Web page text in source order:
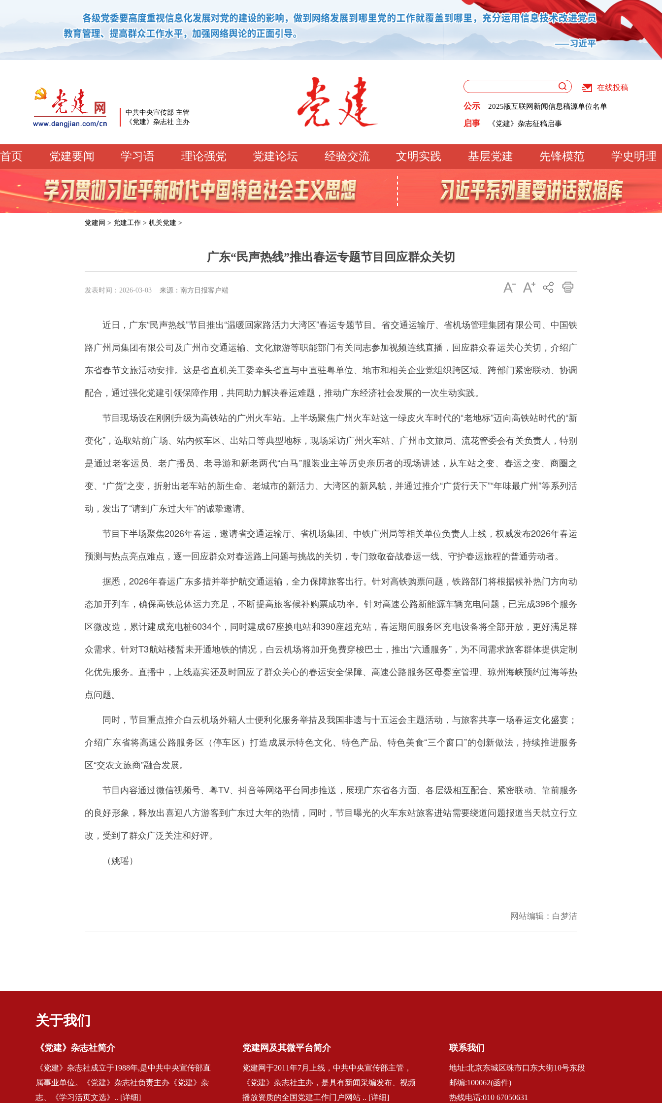
中共中央宣传部 主管
《党建》杂志社 主办
在线投稿
公示
关于版权和用稿问题的声明
2025版互联网新闻信息稿源单位名单
关于版权和用稿问题的声明
启事
《党建》杂志征稿启事
党建网征稿启事
《党建》杂志征稿启事
首页 党建要闻 学习语 理论强党 党建论坛 经验交流 文明实践 基层党建 先锋模范
学史明理
学习语 党建网微平台 学习园地 理论强党 党建论坛 工作动态 经验交流 文明实践
机关党建
校园党建 企业党建 先锋模范 学史明理 经典常读 文化大观 专题库
党建网 > 党建工作 > 机关党建 >
广东“民声热线”推出春运专题节目回应群众关切
发表时间：2026-03-03 来源：南方日报客户端
近日，广东“民声热线”节目推出“温暖回家路活力大湾区”春运专题节目。省交通运输厅、省机场管理集团有限公司、中国铁
路广州局集团有限公司及广州市交通运输、文化旅游等职能部门有关同志参加视频连线直播，回应群众春运关心关切，介绍广
东省春节文旅活动安排。这是省直机关工委牵头省直与中直驻粤单位、地市和相关企业党组织跨区域、跨部门紧密联动、协调
配合，通过强化党建引领保障作用，共同助力解决春运难题，推动广东经济社会发展的一次生动实践。
节目现场设在刚刚升级为高铁站的广州火车站。上半场聚焦广州火车站这一绿皮火车时代的“老地标”迈向高铁站时代的“新
变化”，选取站前广场、站内候车区、出站口等典型地标，现场采访广州火车站、广州市文旅局、流花管委会有关负责人，特别
是通过老客运员、老广播员、老导游和新老两代“白马”服装业主等历史亲历者的现场讲述，从车站之变、春运之变、商圈之
变、“广货”之变，折射出老车站的新生命、老城市的新活力、大湾区的新风貌，并通过推介“广货行天下”“年味最广州”等系列活
动，发出了“请到广东过大年”的诚挚邀请。
节目下半场聚焦2026年春运，邀请省交通运输厅、省机场集团、中铁广州局等相关单位负责人上线，权威发布2026年春运
预测与热点亮点难点，逐一回应群众对春运路上问题与挑战的关切，专门致敬奋战春运一线、守护春运旅程的普通劳动者。
据悉，2026年春运广东多措并举护航交通运输，全力保障旅客出行。针对高铁购票问题，铁路部门将根据候补热门方向动
态加开列车，确保高铁总体运力充足，不断提高旅客候补购票成功率。针对高速公路新能源车辆充电问题，已完成396个服务
区微改造，累计建成充电桩6034个，同时建成67座换电站和390座超充站，春运期间服务区充电设备将全部开放，更好满足群
众需求。针对T3航站楼暂未开通地铁的情况，白云机场将加开免费穿梭巴士，推出“六通服务”，为不同需求旅客群体提供定制
化优先服务。直播中，上线嘉宾还及时回应了群众关心的春运安全保障、高速公路服务区母婴室管理、琼州海峡预约过海等热
点问题。
同时，节目重点推介白云机场外籍人士便利化服务举措及我国非遗与十五运会主题活动，与旅客共享一场春运文化盛宴；
介绍广东省将高速公路服务区（停车区）打造成展示特色文化、特色产品、特色美食“三个窗口”的创新做法，持续推进服务
区“交农文旅商”融合发展。
节目内容通过微信视频号、粤TV、抖音等网络平台同步推送，展现广东省各方面、各层级相互配合、紧密联动、靠前服务
的良好形象，释放出喜迎八方游客到广东过大年的热情，同时，节目曝光的火车东站旅客进站需要绕道问题报道当天就立行立
改，受到了群众广泛关注和好评。
（姚瑶）
网站编辑： 白梦洁
关于我们
《党建》杂志社简介
《党建》杂志社成立于1988年,是中共中央宣传部直
属事业单位。《党建》杂志社负责主办《党建》杂
志、《学习活页文选》.. [详细]
党建网及其微平台简介
党建网于2011年7月上线，中共中央宣传部主管，
《党建》杂志社主办，是具有新闻采编发布、视频
播放资质的全国党建工作门户网站 .. [详细]
联系我们
地址:北京东城区珠市口东大街10号东段
邮编:100062(函件)
热线电话:010 67050631